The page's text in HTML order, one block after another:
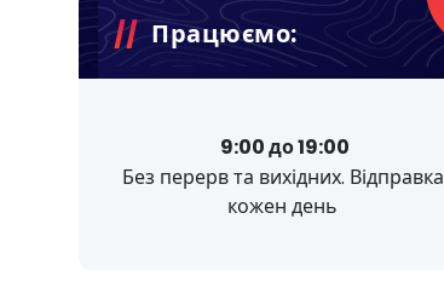
Працюємо:
9:00 до 19:00
Без перерв та вихідних. Відправка
кожен день